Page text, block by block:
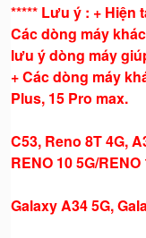
***** Lưu ý : + Hiện
Các dòng máy
lưu ý dòng máy
+ Các dòng máy
Plus, 15 Pro max.
- Oppo :
C53, Reno 8T 4G,
RENO 10 5G/RENO
-
Galaxy A34 5G,
- Xiaomi